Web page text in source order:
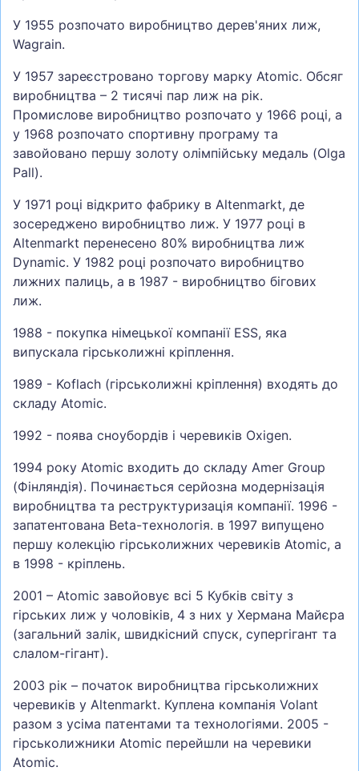
У 1955 розпочато виробництво дерев'яних лиж,
Wagrain.
У 1957 зареєстровано торгову марку Atomic. Обсяг
виробництва – 2 тисячі пар лиж на рік.
Промислове виробництво розпочато у 1966 році, а
у 1968 розпочато спортивну програму та
завойовано першу золоту олімпійську медаль (Olga
Pall).
У 1971 році відкрито фабрику в Altenmarkt, де
зосереджено виробництво лиж. У 1977 році в
Altenmarkt перенесено 80% виробництва лиж
Dynamic. У 1982 році розпочато виробництво
лижних палиць, а в 1987 - виробництво бігових
лиж.
1988 - покупка німецької компанії ESS, яка
випускала гірськолижні кріплення.
1989 - Koflach (гірськолижні кріплення) входять до
складу Atomic.
1992 - поява сноубордів і черевиків Oxigen.
1994 року Atomic входить до складу Amer Group
(Фінляндія). Починається серйозна модернізація
виробництва та реструктуризація компанії. 1996 -
запатентована Beta-технологія. в 1997 випущено
першу колекцію гірськолижних черевиків Atomic, а
в 1998 - кріплень.
2001 – Atomic завойовує всі 5 Кубків світу з
гірських лиж у чоловіків, 4 з них у Хермана Майєра
(загальний залік, швидкісний спуск, супергігант та
слалом-гігант).
2003 рік – початок виробництва гірськолижних
черевиків у Altenmarkt. Куплена компанія Volant
разом з усіма патентами та технологіями. 2005 -
гірськолижники Atomic перейшли на черевики
Atomic.